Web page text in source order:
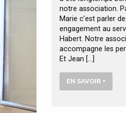
notre association.
Marie c’est parler
engagement au
Habert. Notre
accompagne les
Et Jean […]
EN SAVOIR +